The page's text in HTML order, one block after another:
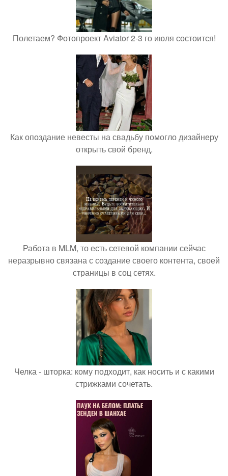
Полетаем? Фотопроект Aviator 2-3 го июля состоится!
Как опоздание невесты на свадьбу помогло дизайнеру
открыть свой бренд.
Работа в MLM, то есть сетевой компании сейчас
неразрывно связана с создание своего контента, своей
страницы в соц сетях.
Челка - шторка: кому подходит, как носить и с какими
стрижками сочетать.